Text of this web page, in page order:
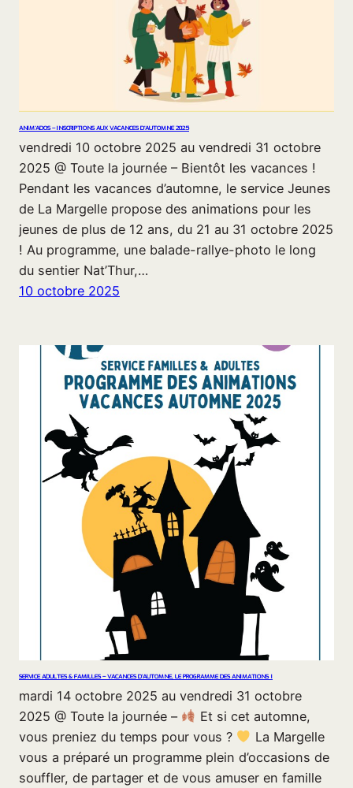
ANIM’ADOS – INSCRIPTIONS AUX VACANCES D’AUTOMNE 2025
vendredi 10 octobre 2025 au vendredi 31 octobre
2025 @ Toute la journée – Bientôt les vacances !
Pendant les vacances d’automne, le service Jeunes
de La Margelle propose des animations pour les
jeunes de plus de 12 ans, du 21 au 31 octobre 2025
! Au programme, une balade-rallye-photo le long
du sentier Nat’Thur,…
10 octobre 2025
SERVICE ADULTES & FAMILLES – VACANCES D’AUTOMNE, LE PROGRAMME DES ANIMATIONS !
mardi 14 octobre 2025 au vendredi 31 octobre
2025 @ Toute la journée –
Et si cet automne,
vous preniez du temps pour vous ?
La Margelle
vous a préparé un programme plein d’occasions de
souffler, de partager et de vous amuser en famille